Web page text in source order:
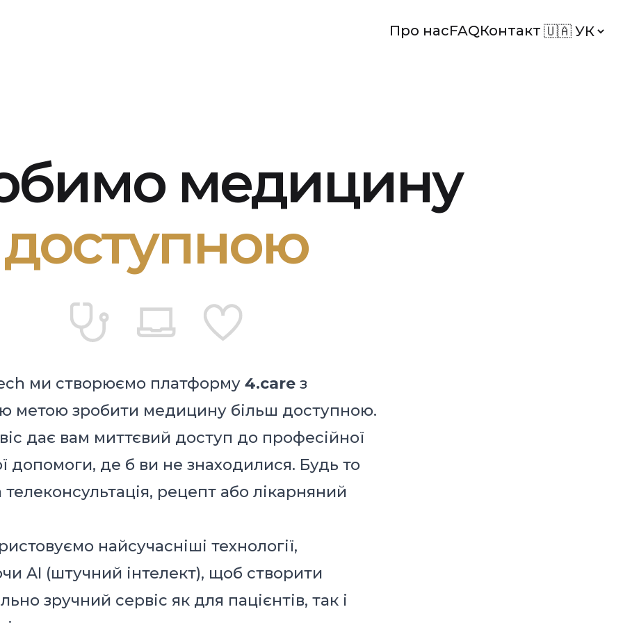
Про насFAQКонтакт Змінити
медицину
доступною
ми створюємо платформу 4.care з
метою зробити медицину більш доступною.
дає вам миттєвий доступ до професійної
допомоги, де б ви не знаходилися. Будь то
рецепт або лікарняний
найсучасніші технології,
AI (штучний інтелект), щоб створити
зручний сервіс як для пацієнтів, так і